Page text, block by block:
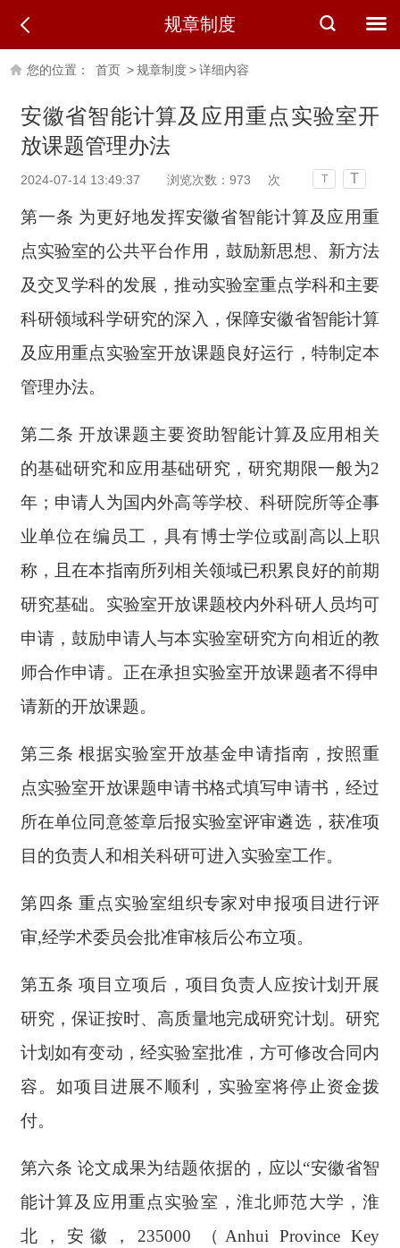
规章制度
您的位置： 首页 >规章制度>详细内容
安徽省智能计算及应用重点实验室开
放课题管理办法
2024-07-14 13:49:37 浏览次数： 973 次 T T
第一条 为更好地发挥安徽省智能计算及应用重
点实验室的公共平台作用，鼓励新思想、新方法
及交叉学科的发展，推动实验室重点学科和主要
科研领域科学研究的深入，保障安徽省智能计算
及应用重点实验室开放课题良好运行，特制定本
管理办法。
第二条 开放课题主要资助智能计算及应用相关
的基础研究和应用基础研究，研究期限一般为2
年；申请人为国内外高等学校、科研院所等企事
业单位在编员工，具有博士学位或副高以上职
称，且在本指南所列相关领域已积累良好的前期
研究基础。实验室开放课题校内外科研人员均可
申请，鼓励申请人与本实验室研究方向相近的教
师合作申请。正在承担实验室开放课题者不得申
请新的开放课题。
第三条 根据实验室开放基金申请指南，按照重
点实验室开放课题申请书格式填写申请书，经过
所在单位同意签章后报实验室评审遴选，获准项
目的负责人和相关科研可进入实验室工作。
第四条 重点实验室组织专家对申报项目进行评
审,经学术委员会批准审核后公布立项。
第五条 项目立项后，项目负责人应按计划开展
研究，保证按时、高质量地完成研究计划。研究
计划如有变动，经实验室批准，方可修改合同内
容。如项目进展不顺利，实验室将停止资金拨
付。
第六条 论文成果为结题依据的，应以“安徽省智
能计算及应用重点实验室，淮北师范大学，淮
北，安徽，235000
（Anhui Province Key